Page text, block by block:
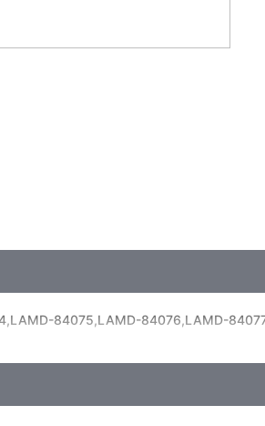
84075,LAMD-84076,LAMD-